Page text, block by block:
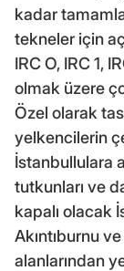
kadar
tekneler için
IRC O, IRC 1,
olmak üzere
Özel olarak
yelkencilerin
İstanbullulara
tutkunları ve
kapalı olacak
Akıntıburnu
alanlarından